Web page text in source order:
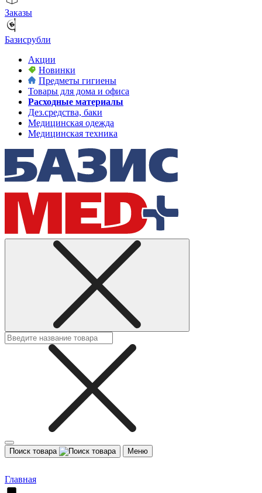
Заказы
Базисрубли
Акции
Новинки
Предметы гигиены
Товары для дома и офиса
Расходные материалы
Дез.средства, баки
Медицинская одежда
Медицинская техника
Поиск товара Меню
Главная